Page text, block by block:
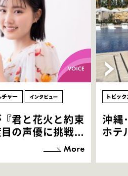
君と花火と約束
の声優に挑戦！
せてもらっている
､お芝居に没頭で
沖縄
ホテ